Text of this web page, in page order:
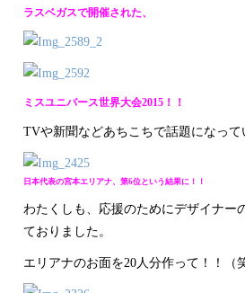
ラスベガスで開催された、
ミスユニバース世界大会2015！！
TVや新聞などあちこちで話題になって
日本代表の宮本エリアナ、第6位という結果に！！
わたくしも、応援のためにデザイナー
ておりました。
エリアナのお面を20人分作って！！（